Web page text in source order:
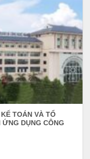
TOÁN VÀ TỔ
DỤNG CÔNG